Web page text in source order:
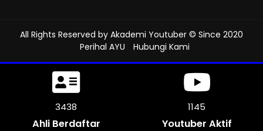
All Rights Reserved by Akademi Youtuber © Since 2020
Perihal AYU
Hubungi Kami
3936
Ahli Berdaftar
1312
Youtuber Aktif